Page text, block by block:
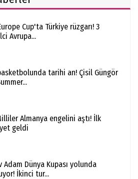
Cup'ta Türkiye rüzgarı! 3
Avrupa...
tarihi an! Çisil Güngör
Almanya engelini aştı! İlk
geldi
Adam Dünya Kupası yolunda
İkinci tur...